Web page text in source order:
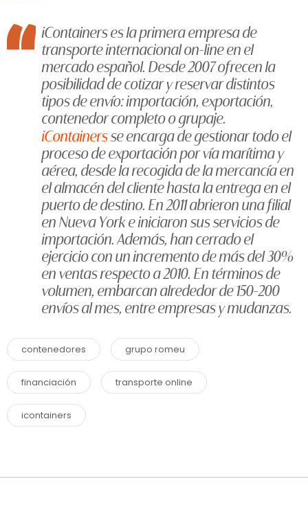
iContainers es la primera empresa de
transporte internacional on-line en el
mercado español. Desde 2007 ofrecen la
posibilidad de cotizar y reservar distintos
tipos de envío: importación, exportación,
contenedor completo o grupaje.
iContainersse encarga de gestionar todo el
proceso de exportación por vía marítima y
aérea, desde la recogida de la mercancía en
el almacén del cliente hasta la entrega en el
puerto de destino. En 2011 abrieron una filial
en Nueva York e iniciaron sus servicios de
importación. Además, han cerrado el
ejercicio con un incremento de más del 30%
en ventas respecto a 2010. En términos de
volumen, embarcan alrededor de 150-200
envíos al mes, entre empresas y mudanzas.
contenedores grupo romeu
financiación transporte online
icontainers